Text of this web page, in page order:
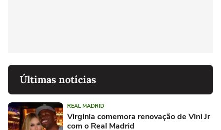
Últimas notícias
REAL MADRID
Virginia comemora renovação de Vini Jr
com o Real Madrid